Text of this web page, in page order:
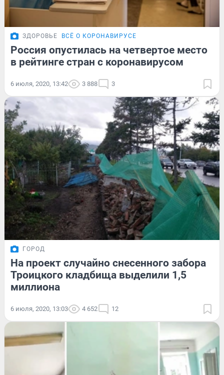
ЗДОРОВЬЕ ВСЁ О КОРОНАВИРУСЕ
Россия опустилась на четвертое место
в рейтинге стран с коронавирусом
6 июля, 2020, 13:42 3 888 3
ГОРОД
На проект случайно снесенного забора
Троицкого кладбища выделили 1,5
миллиона
6 июля, 2020, 13:03 4 652 12